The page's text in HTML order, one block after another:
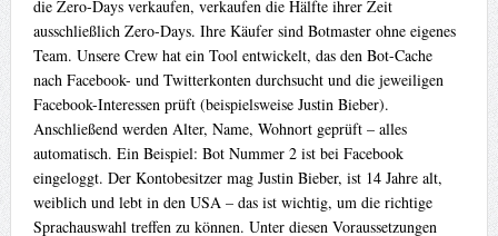
die Zero-Days verkaufen, verkaufen die Hälfte ihrer Zeit
ausschließlich Zero-Days. Ihre Käufer sind Botmaster ohne eigenes
Team. Unsere Crew hat ein Tool entwickelt, das den Bot-Cache
nach Facebook- und Twitterkonten durchsucht und die jeweiligen
Facebook-Interessen prüft (beispielsweise Justin Bieber).
Anschließend werden Alter, Name, Wohnort geprüft – alles
automatisch. Ein Beispiel: Bot Nummer 2 ist bei Facebook
eingeloggt. Der Kontobesitzer mag Justin Bieber, ist 14 Jahre alt,
weiblich und lebt in den USA – das ist wichtig, um die richtige
Sprachauswahl treffen zu können. Unter diesen Voraussetzungen